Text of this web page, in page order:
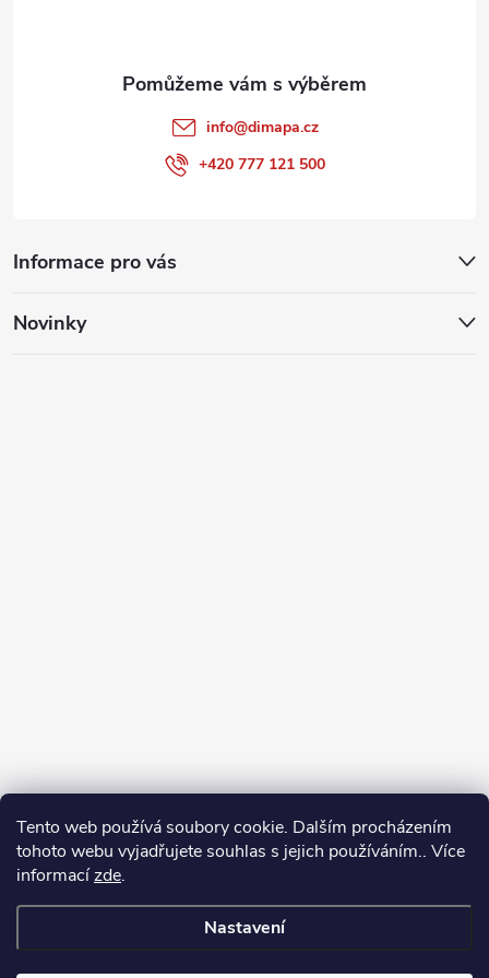
Tento web používá soubory cookie. Dalším procházením
tohoto webu vyjadřujete souhlas s jejich používáním.. Více
informacízde.
Nastavení
Informace pro vás
Novinky
info@dimapa.cz
+420 777 121 500